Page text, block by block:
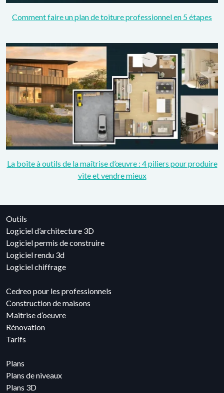
Comment faire un plan de toiture professionnel en 5 étapes
La boîte à outils de la maîtrise d’œuvre : 4 piliers pour produire
vite et vendre mieux
Outils
Logiciel d’architecture 3D
Logiciel permis de construire
Logiciel rendu 3d
Logiciel chiffrage
Cedreo pour les professionnels
Construction de maisons
Maîtrise d’oeuvre
Rénovation
Tarifs
Plans
Plans de niveaux
Plans 3D